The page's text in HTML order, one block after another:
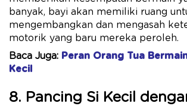
banyak, bayi akan memiliki ruang
mengembangkan dan mengasah
motorik yang baru mereka peroleh.
Baca Juga: Peran Orang Tua
Kecil
8. Pancing Si Kecil